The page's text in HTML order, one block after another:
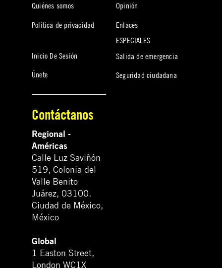
Quiénes somos
Política de privacidad
Inicio De Sesión
Únete
Opinión
Enlaces
ESPECIALES
Salida de emergencia
Seguridad ciudadana
Contáctanos
Regional -
Américas
Calle Luz Saviñón
519, Colonia del
Valle Benito
Juárez, 03100.
Ciudad de México,
México
Global
1 Easton Street,
London WC1X